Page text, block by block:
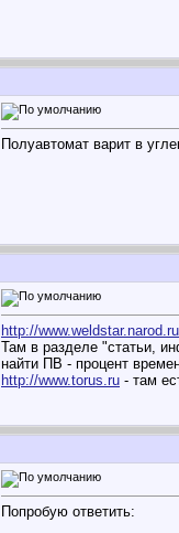
Полуавтомат варит в
http://www.weldstar.narod.ru
Там в разделе "статьи,
найти ПВ - процент
http://www.torus.ru - там
Попробую ответить: